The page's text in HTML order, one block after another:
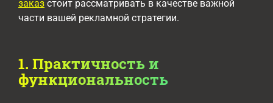
заказ стоит рассматривать в качестве важной
части вашей рекламной стратегии.
1. Практичность и
функциональность